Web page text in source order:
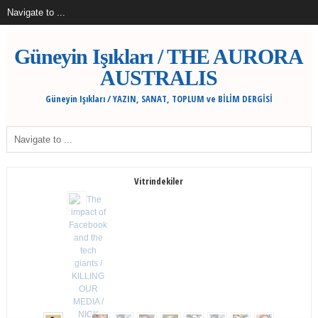
Güneyin Işıkları / THE AURORA
AUSTRALIS
Güneyin Işıkları / YAZIN, SANAT, TOPLUM ve BİLİM DERGİSİ
Vitrindekiler